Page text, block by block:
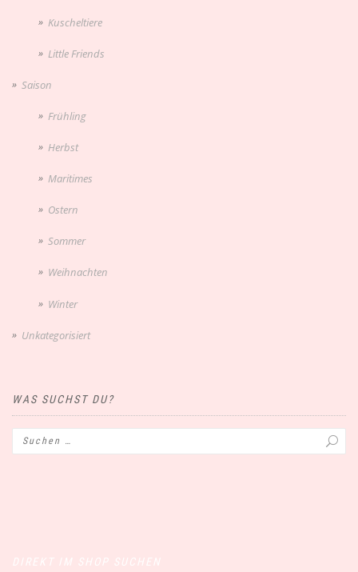
Kuscheltiere
Little Friends
Saison
Frühling
Herbst
Maritimes
Ostern
Sommer
Weihnachten
Winter
Unkategorisiert
WAS SUCHST DU?